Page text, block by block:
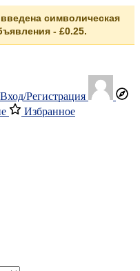
символическая
- £0.25.
Вход/Регистрация
Избранное